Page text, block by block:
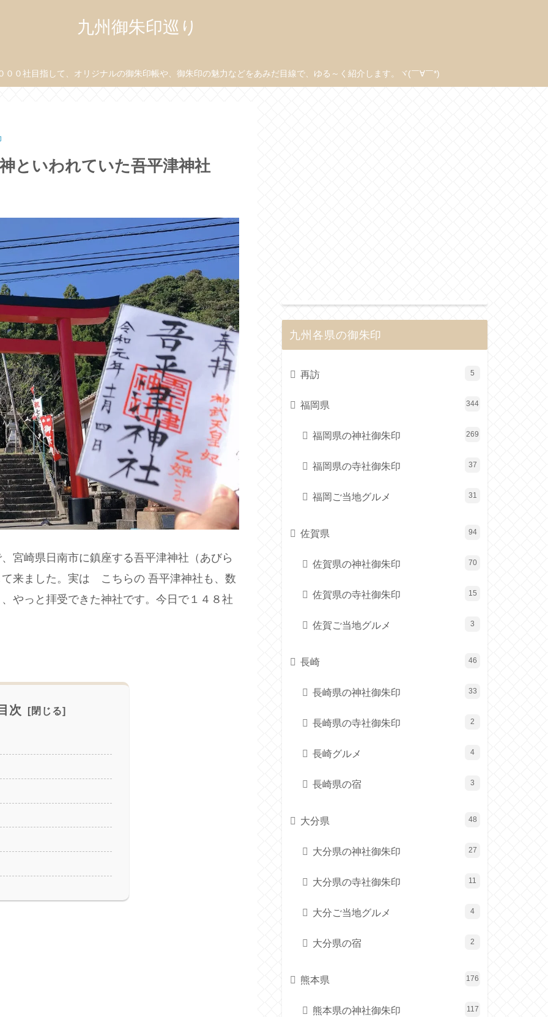
九州御朱印巡り
０社目指して、オリジナルの御朱印帳や、御朱印の魅力などをあみだ目線で、ゆる～く紹介します。ヾ(￣∀￣*)
といわれていた吾平津神社
宮崎県日南市に鎮座する吾平津神社（あびら
来ました。実は こちらの 吾平津神社も、数
やっと拝受できた神社です。今日で１４８社
次
九州各県の御朱印
再訪 5
福岡県 344
福岡県の神社御朱印 269
福岡県の寺社御朱印 37
福岡ご当地グルメ 31
佐賀県 94
佐賀県の神社御朱印 70
佐賀県の寺社御朱印 15
佐賀ご当地グルメ 3
長崎 46
長崎県の神社御朱印 33
長崎県の寺社御朱印 2
長崎グルメ 4
長崎県の宿 3
大分県 48
大分県の神社御朱印 27
大分県の寺社御朱印 11
大分ご当地グルメ 4
大分県の宿 2
熊本県 176
熊本県の神社御朱印 117